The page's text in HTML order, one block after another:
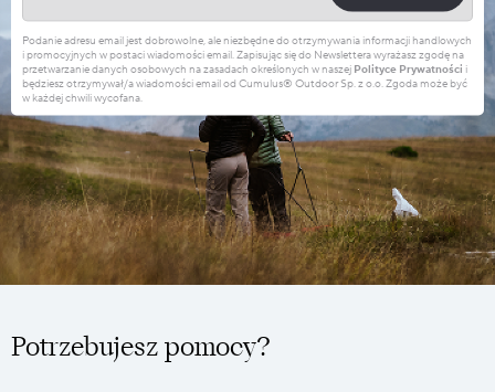
Podanie adresu email jest dobrowolne, ale niezbędne do otrzymywania informacji handlowych
i promocyjnych w postaci wiadomości email. Zapisując się do Newslettera wyrażasz zgodę na
przetwarzanie danych osobowych na zasadach określonych w naszej Polityce Prywatności i
będziesz otrzymywał/a wiadomości email od Cumulus® Outdoor Sp. z o.o. Zgoda może być
w każdej chwili wycofana.
Potrzebujesz pomocy?